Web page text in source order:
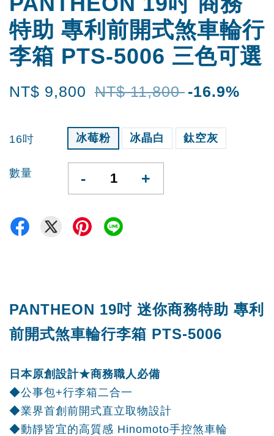
特助 專利前開式煞車輪行
李箱 PTS-5006 三色可選
NT$ 9,800 NT$ 11,800 -16.9%
16吋 冰莓粉 冰晶白 鈦空灰
數量 - +
PANTHEON 19吋 迷你商務特助 專利
前開式煞車輪行李箱 PTS-5006
日本原創設計★商務職人必備
◆公事包+行李箱二合一
◆業界首創前開式直立取物設計
◆動靜皆宜的高質感 Hinomoto手控煞車輪